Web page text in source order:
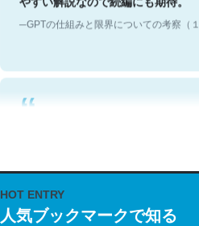
─GPTの仕組みと限界についての考察（
何気にChatGPTの仕組み、特に「
HOT ENTRY
人気ブックマークで知る